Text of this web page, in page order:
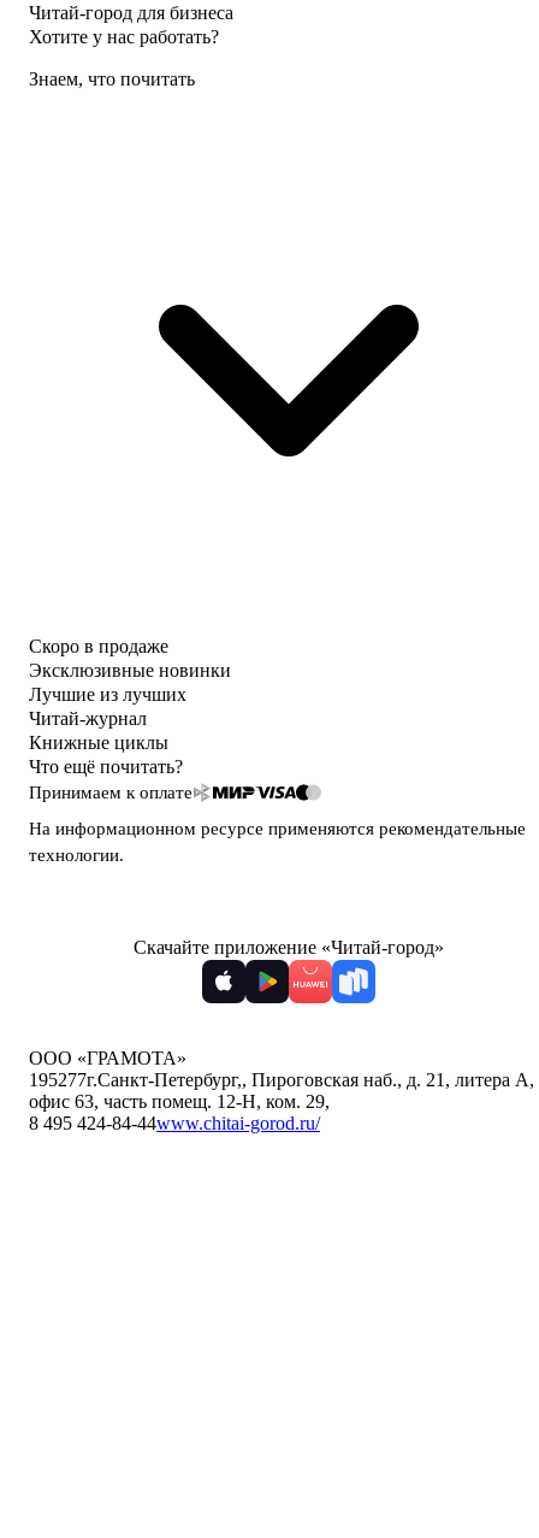
Читай-город для бизнеса
Хотите у нас работать?
Знаем, что почитать
Скоро в продаже
Эксклюзивные новинки
Лучшие из лучших
Читай-журнал
Книжные циклы
Что ещё почитать?
Принимаем к оплате
На информационном ресурсе применяются рекомендательные
технологии.
Скачайте приложение «Читай-город»
ООО «ГРАМОТА»
195277г.Санкт-Петербург,, Пироговская наб., д. 21, литера А,
офис 63, часть помещ. 12-Н, ком. 29,
8 495 424-84-44www.chitai-gorod.ru/